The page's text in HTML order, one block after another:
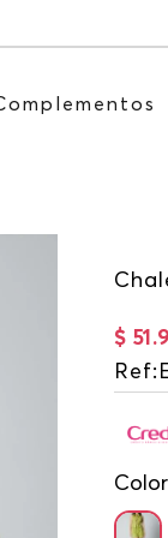
a
$ 51 .
Ref:
Color